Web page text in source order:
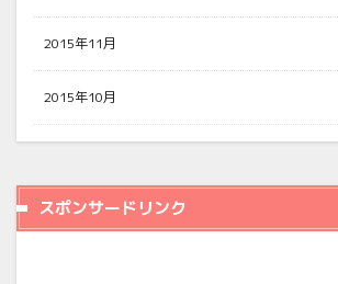
2015年11月
2015年10月
スポンサードリンク